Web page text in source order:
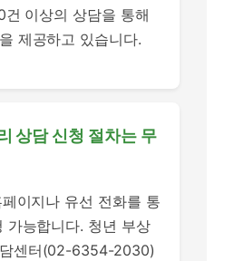
건 이상의 상담을 통해
제공하고 있습니다.
상담 신청 절차는 무
이지나 유선 전화를 통
가능합니다. 청년 부상
센터(02-6354-2030)